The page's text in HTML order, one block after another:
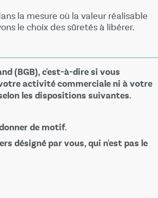
la mesure où la valeur réalisable
le choix des sûretés à libérer.
(BGB), c'est-à-dire si vous
activité commerciale ni à votre
les dispositions suivantes.
de motif.
désigné par vous, qui n'est pas le